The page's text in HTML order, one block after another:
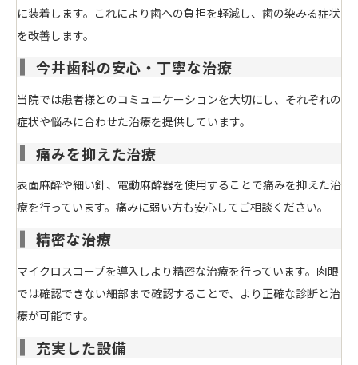
に装着します。これにより歯への負担を軽減し、歯の染みる症状
を改善します。
今井歯科の安心・丁寧な治療
当院では患者様とのコミュニケーションを大切にし、それぞれの
症状や悩みに合わせた治療を提供しています。
痛みを抑えた治療
表面麻酔や細い針、電動麻酔器を使用することで痛みを抑えた治
療を行っています。痛みに弱い方も安心してご相談ください。
精密な治療
マイクロスコープを導入しより精密な治療を行っています。 肉眼
では確認できない細部まで確認することで、より正確な診断と治
療が可能です。
充実した設備